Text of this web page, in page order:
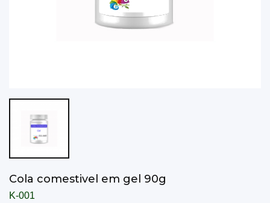
Cola comestivel em gel 90g
K-001